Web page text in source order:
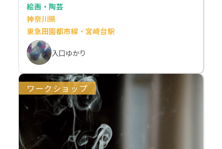
絵画・陶芸
神奈川県
東急田園都市線・宮崎台駅
入口ゆかり
ワークショップ